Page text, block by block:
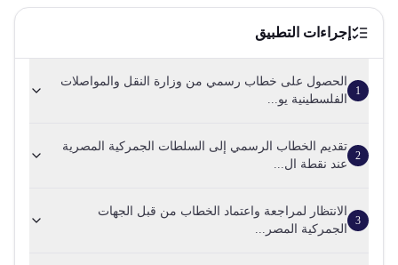
إجراءات التطبيق
1
الحصول على خطاب رسمي من وزارة النقل والمواصلات
الفلسطينية يو...
2
تقديم الخطاب الرسمي إلى السلطات الجمركية المصرية
عند نقطة ال...
3
الانتظار لمراجعة واعتماد الخطاب من قبل الجهات
الجمركية المصر...